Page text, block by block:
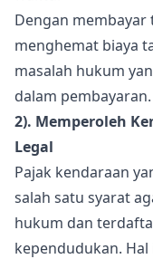
Dengan
menghemat biaya
masalah hukum
dalam pembayaran.
2). Memperoleh
Legal
Pajak kendaraan
salah satu syarat
hukum dan
kependudukan.